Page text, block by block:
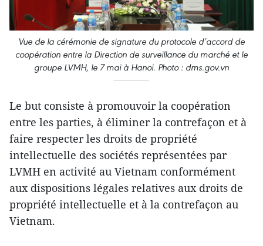
Vue de la cérémonie de signature du protocole d’accord de
coopération entre la Direction de surveillance du marché et le
groupe LVMH, le 7 mai à Hanoi. Photo : dms.gov.vn
Le but consiste à promouvoir la coopération
entre les parties, à éliminer la contrefaçon et à
faire respecter les droits de propriété
intellectuelle des sociétés représentées par
LVMH en activité au Vietnam conformément
aux dispositions légales relatives aux droits de
propriété intellectuelle et à la contrefaçon au
Vietnam.